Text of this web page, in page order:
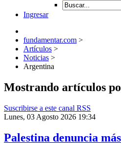
Ingresar
fundamentar.com >
Artículos >
Noticias >
Argentina
Mostrando artículos
Suscribirse a este canal RSS
Lunes, 03 Agosto 2026 19:34
Palestina denuncia